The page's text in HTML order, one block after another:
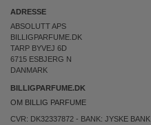
ADRESSE
ABSOLUTT APS
BILLIGPARFUME.DK
TARP BYVEJ 6D
6715 ESBJERG N
DANMARK
BILLIGPARFUME.DK
OM BILLIG PARFUME
CVR: DK32337872 - BANK: JYSKE BANK